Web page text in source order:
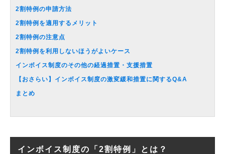
2割特例の申請方法
2割特例を適用するメリット
2割特例の注意点
2割特例を利用しないほうがよいケース
インボイス制度のその他の経過措置・支援措置
【おさらい】インボイス制度の激変緩和措置に関するQ&A
まとめ
インボイス制度の「2割特例」とは？